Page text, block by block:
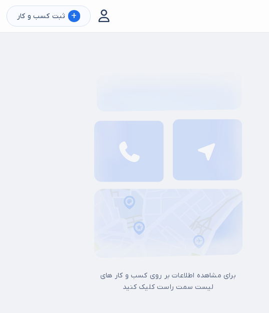
+ ثبت کسب و کار
برای مشاهده اطلاعات بر روی کسب و کار های
لیست سمت راست کلیک کنید